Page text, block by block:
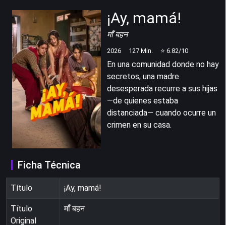
¡Ay, mamá!
माँ बहन
2026 127 Min. ⭐ 6.82/10
En una comunidad donde no hay
secretos, una madre
desesperada recurre a sus hijas
―de quienes estaba
distanciada― cuando ocurre un
crimen en su casa.
Ficha Técnica
Título ¡Ay, mamá!
Título
Original
माँ बहन